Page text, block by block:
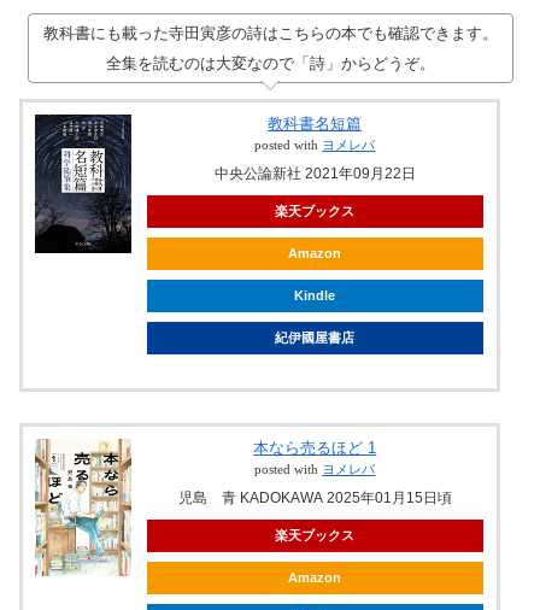
教科書にも載った寺田寅彦の詩はこちらの本でも確認できます。
全集を読むのは大変なので「詩」からどうぞ。
教科書名短篇
posted with ヨメレバ
中央公論新社 2021年09月22日
楽天ブックス
Amazon
Kindle
紀伊國屋書店
本なら売るほど 1
posted with ヨメレバ
児島 青 KADOKAWA 2025年01月15日頃
楽天ブックス
Amazon